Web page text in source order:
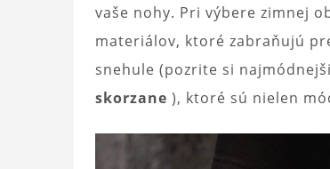
vaše nohy. Pri výbere zimnej
materiálov, ktoré zabraňujú
snehule (pozrite si
skorzane ), ktoré sú nielen